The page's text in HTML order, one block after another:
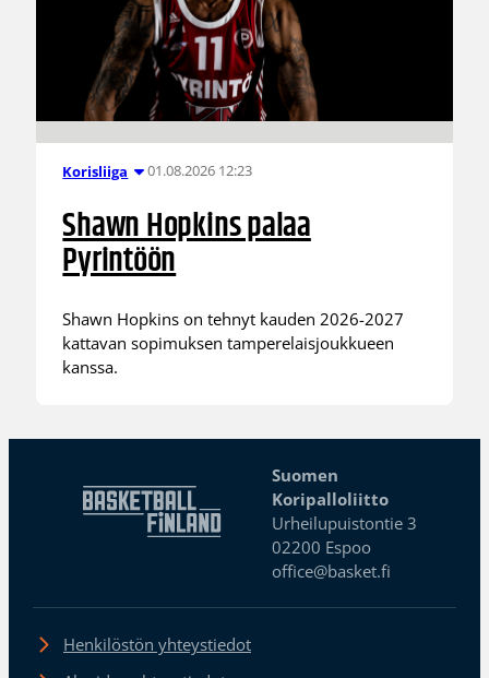
Korisliiga 01.08.2026 12:23
Shawn Hopkins palaa
Pyrintöön
Shawn Hopkins on tehnyt kauden 2026-2027
kattavan sopimuksen tamperelaisjoukkueen
kanssa.
Suomen
Koripalloliitto
Urheilupuistontie 3
02200 Espoo
office@basket.fi
Henkilöstön yhteystiedot